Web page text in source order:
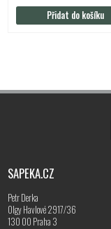
Přidat do košíku
SAPEKA.CZ
Petr Derka
Olgy Havlové 2917/36
130 00 Praha 3